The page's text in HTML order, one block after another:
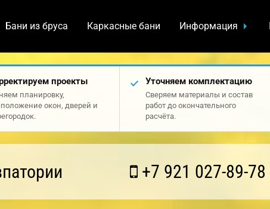
Бани из бруса Каркасные бани Информация
проекты
планировку,
окон, дверей и
Уточняем комплектацию
Сверяем материалы и состав
работ до окончательного
расчёта.
+7 921 027-89-78